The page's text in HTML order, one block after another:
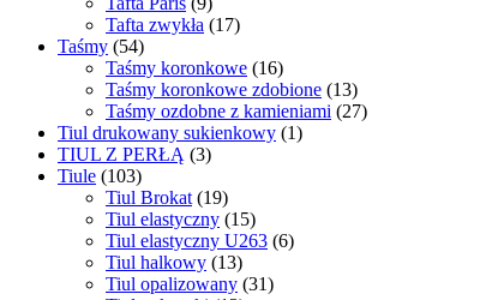
Tafta zwykła (17)
Taśmy (54)
Taśmy koronkowe (16)
Taśmy koronkowe zdobione (13)
Taśmy ozdobne z kamieniami (27)
Tiul drukowany sukienkowy (1)
TIUL Z PERŁĄ (3)
Tiule (103)
Tiul Brokat (19)
Tiul elastyczny (15)
Tiul elastyczny U263 (6)
Tiul halkowy (13)
Tiul opalizowany (31)